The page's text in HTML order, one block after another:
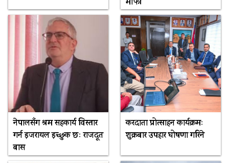
नेपालसँग श्रम सहकार्य विस्तार
गर्न इजरायल इच्छुक छः राजदूत
बास
करदाता प्रोत्साहन कार्यक्रमः
शुक्रबार उपहार घोषणा गरिने